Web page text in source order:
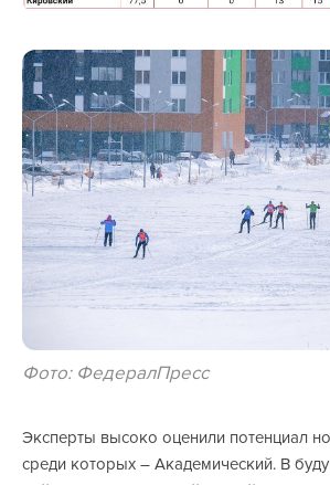
Фото: ФедералПресс
Эксперты высоко оценили потенциал
среди которых – Академический. В